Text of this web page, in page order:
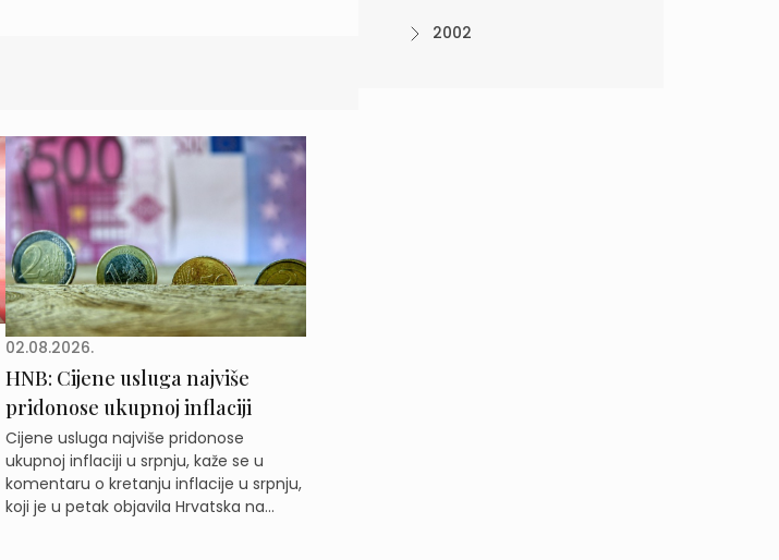
02.08.2026.
HNB: Cijene usluga najviše
pridonose ukupnoj inflaciji
Cijene usluga najviše pridonose
ukupnoj inflaciji u srpnju, kaže se u
komentaru o kretanju inflacije u srpnju,
koji je u petak objavila Hrvatska na...
2002